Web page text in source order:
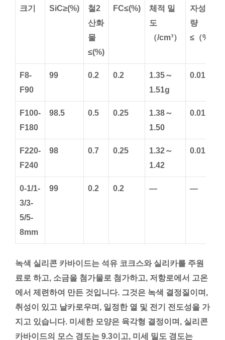
크기 SiC≥(%)
철2
산화
물
≤(%)
FC≤(%)
체적 밀
도
（/cm³）
자성 함
량
≤（%）
F8-
F90
99 0.2 0.2
1.35～
1.51g
0.01
F100-
F180
98.5 0.5 0.25
1.38～
1.50
0.01
F220-
F240
98 0.7 0.25
1.32～
1.42
0.01
0-1/1-
3/3-
5/5-
8mm
99 0.2 0.2 — —
녹색 실리콘 카바이드는 석유 코크스와 실리카를 주원
료로 하고, 소금을 첨가물로 첨가하고, 저항로에서 고온
에서 제련하여 만든 것입니다. 그것은 녹색 결정질이며,
취성이 있고 날카로우며, 일정한 열 및 전기 전도성을 가
지고 있습니다. 미세한 모양은 육각형 결정이며, 실리콘
카바이드의 모스 경도는 9.3이고, 미세 밀도 경도는